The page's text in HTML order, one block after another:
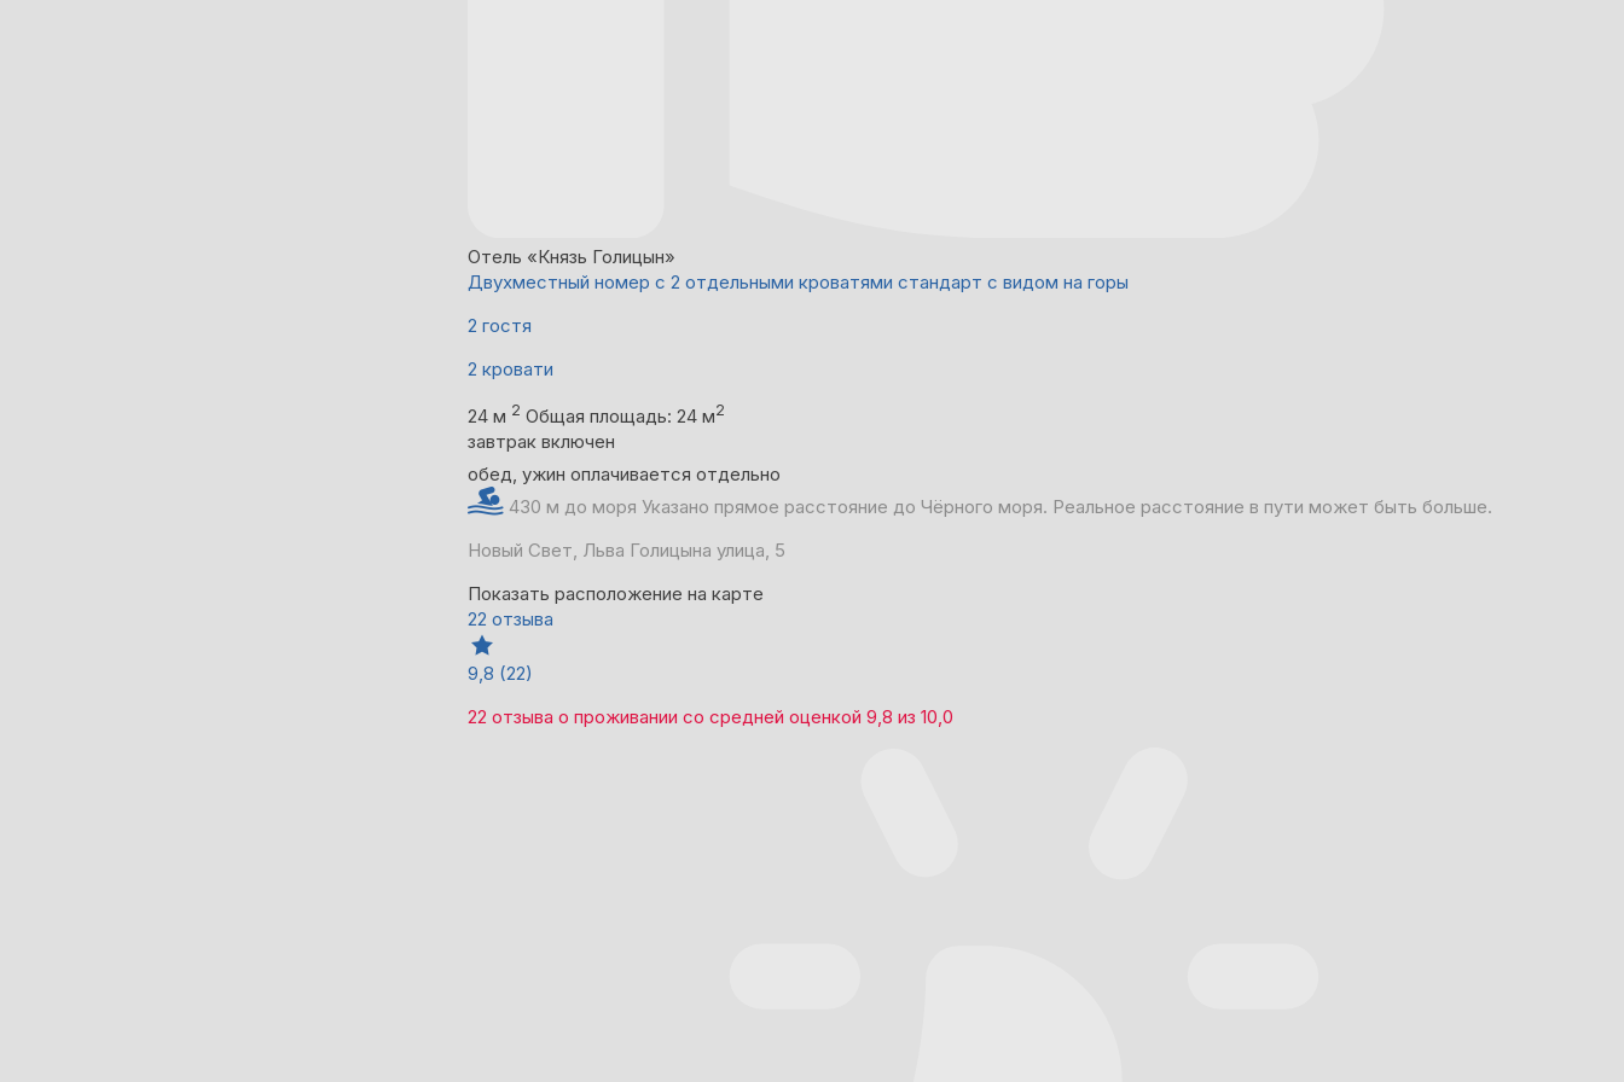
Отель «Князь Голицын»
Двухместный номер с 2 отдельными кроватями стандарт с видом на горы
2 гостя
2 кровати
24 м 2 Общая площадь: 24 м2
завтрак включен
обед, ужин оплачивается отдельно
430 м до моря Указано прямое расстояние до Чёрного моря. Реальное расстояние в пути может быть больше.
Новый Свет, Льва Голицына улица, 5
Показать расположение на карте
22 отзыва
9,8 (22)
22 отзыва о проживании со средней оценкой 9,8 из 10,0